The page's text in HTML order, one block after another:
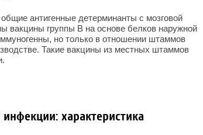
антигенные детерминанты с мозговой
вакцины группы В на основе белков наружной
но только в отношении штаммов
Такие вакцины из местных штаммов
характеристика